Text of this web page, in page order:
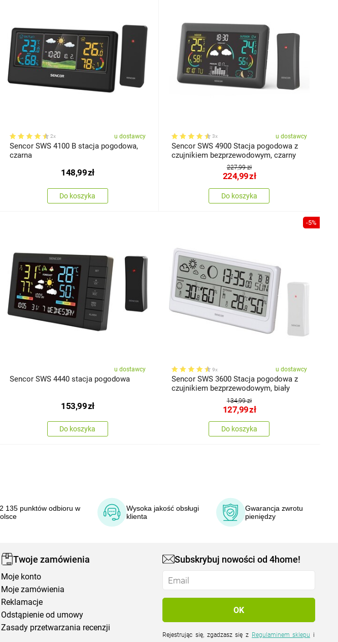
2x u dostawcy
Sencor SWS 4100 B stacja pogodowa,
czarna
148,99zł
Do koszyka
3x u dostawcy
Sencor SWS 4900 Stacja pogodowa z
czujnikiem bezprzewodowym, czarny
227,99 zł
224,99zł
Do koszyka
u dostawcy
Sencor SWS 4440 stacja pogodowa
153,99zł
Do koszyka
-5%
9x u dostawcy
Sencor SWS 3600 Stacja pogodowa z
czujnikiem bezprzewodowym, biały
134,99 zł
127,99zł
Do koszyka
135 punktów odbioru w
Wysoka jakość obsługi
klienta
Gwarancja zwrotu
pieniędzy
Twoje zamówienia
Moje konto
Moje zamówienia
Reklamacje
Odstąpienie od umowy
Zasady przetwarzania recenzji
Subskrybuj nowości od 4home!
Rejestrując się, zgadzasz się z Regulaminem sklepu